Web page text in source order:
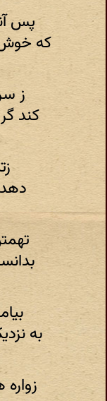
پس
که خوش
ز
کند
به